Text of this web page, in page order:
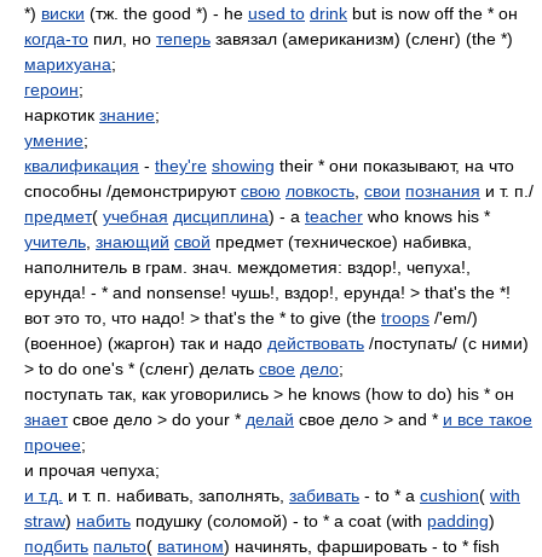
*) виски (тж. the good *) - he used to drink but is now off the * он
когда-то пил, но теперь завязал (американизм) (сленг) (the *)
марихуана;
героин;
наркотик знание;
умение;
квалификация - they're showing their * они показывают, на что
способны /демонстрируютсвою ловкость свои познания и т. п./
предмет( учебная дисциплина) - a teacher who knows his *
учитель знающий свой предмет (техническое) набивка,
наполнитель в грам. знач. междометия: вздор!, чепуха!,
ерунда! - * and nonsense! чушь!, вздор!, ерунда! > that's the *!
вот это то, что надо! > that's the * to give (the troops /'em/)
(военное) (жаргон) так и надо действовать /поступать/ (с ними)
> to do one's * (сленг) делать свое дело;
поступать так, как уговорились > he knows (how to do) his * он
знаетсвое дело > do your * делай свое дело > and * и все такое
прочее;
и прочая чепуха;
и т.д.
и т. п. набивать, заполнять, забивать - to * a cushion( with
straw) набить подушку (соломой) - to * a coat (with padding)
подбить пальто( ватином) начинять, фаршировать - to * fish